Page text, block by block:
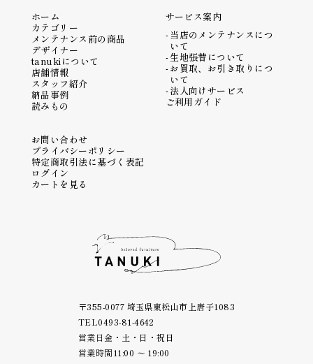
ホーム
カテゴリー
メンテナンス前の商品
デザイナー
tanukiについて
店舗情報
スタッフ紹介
納品事例
読みもの
サービス案内
当店のメンテナンスにつ
いて
生地張替について
お買取、お引き取りにつ
いて
法人向けサービス
ご利用ガイド
お問い合わせ
プライバシーポリシー
特定商取引法に基づく表記
ログイン
カートを見る
〒355-0077 埼玉県東松山市上唐子1083
TEL0493-81-4642
営業日金・土・日・祝日
営業時間11:00 ～ 19:00